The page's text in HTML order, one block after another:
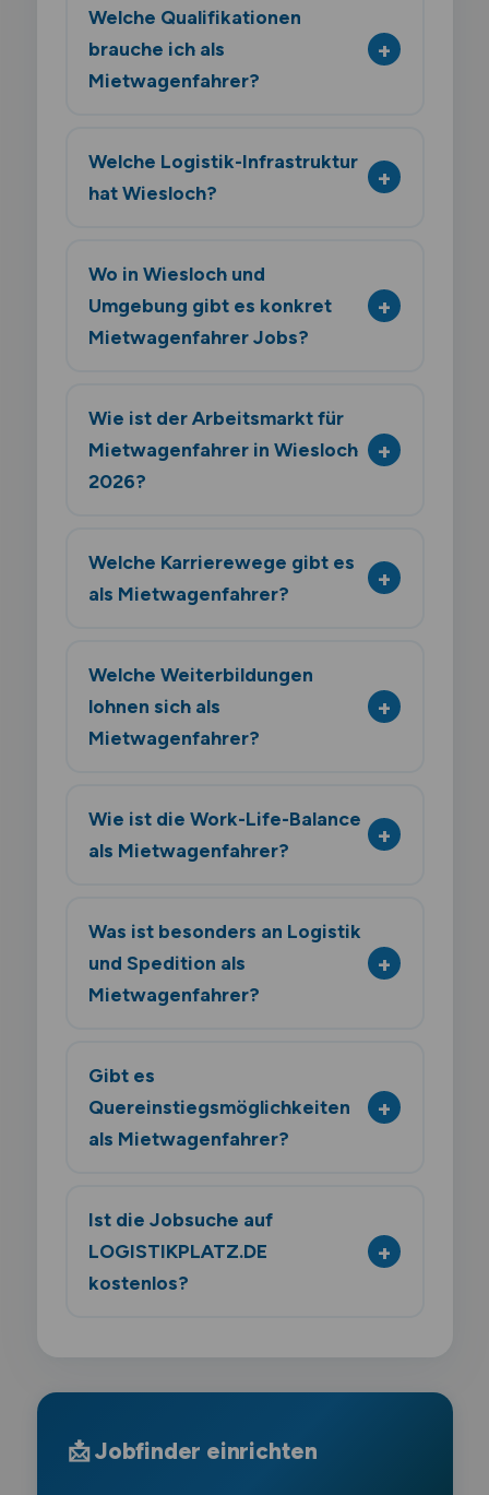
Welche Qualifikationen
brauche ich als
Mietwagenfahrer?
Welche Logistik-Infrastruktur
hat Wiesloch?
Wo in Wiesloch und
Umgebung gibt es konkret
Mietwagenfahrer Jobs?
Wie ist der Arbeitsmarkt für
Mietwagenfahrer in Wiesloch
2026?
Welche Karrierewege gibt es
als Mietwagenfahrer?
Welche Weiterbildungen
lohnen sich als
Mietwagenfahrer?
Wie ist die Work-Life-Balance
als Mietwagenfahrer?
Was ist besonders an Logistik
und Spedition als
Mietwagenfahrer?
Gibt es
Quereinstiegsmöglichkeiten
als Mietwagenfahrer?
Ist die Jobsuche auf
LOGISTIKPLATZ.DE
kostenlos?
📩 Jobfinder einrichten